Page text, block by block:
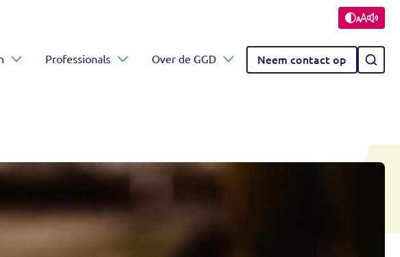
Professionals Over de GGD Neem contact op